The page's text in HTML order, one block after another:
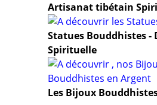
Artisanat tibétain
Statues Bouddhistes -
Spirituelle
Les Bijoux